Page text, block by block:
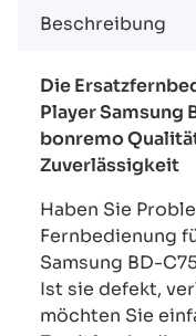
Beschreibung
Die
Player Samsung
bonremo
Zuverlässigkeit
Haben Sie
Fernbedienung
Samsung BD-
Ist sie defekt,
möchten Sie